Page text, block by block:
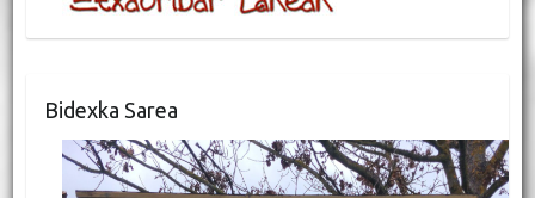
Bidexka Sarea